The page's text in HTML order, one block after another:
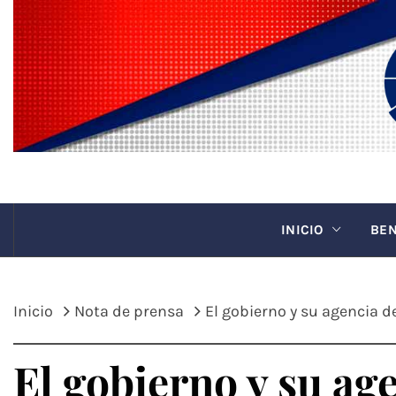
Saltar
contenido
INICIO
Inicio Nota de prensa El gobierno y su agencia
El gobierno y su